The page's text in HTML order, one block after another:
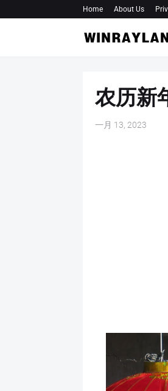
Home About Us
农历新
一月 13, 2023